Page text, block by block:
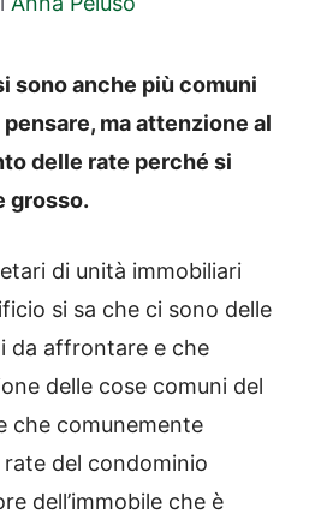
sono anche più comuni
ma attenzione al
delle rate perché si
grosso.
di unità immobiliari
si sa che ci sono delle
da affrontare e che
delle cose comuni del
che comunemente
del condominio
dell’immobile che è